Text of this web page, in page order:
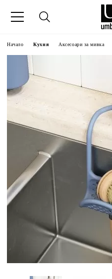
Начало Кухня Аксесоари за мивка